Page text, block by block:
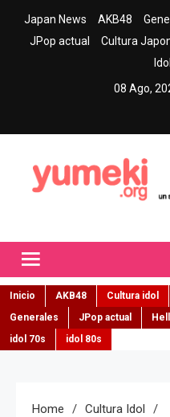
Japan News AKB48
JPop actual
Cultura
08 Ago,
Inicio AKB48 Cultura idol
Generales
JPop actual
idol 70s
idol 80s
Home
Cultura Idol